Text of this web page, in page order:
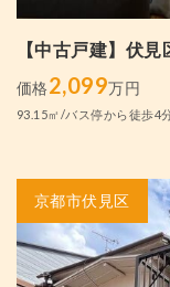
【中古戸建】伏
価格2,099万円
93.15㎡/バス停から徒歩4
京都市伏見区